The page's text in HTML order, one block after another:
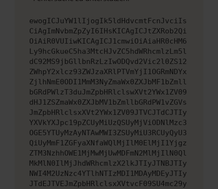
ewogICJuYW1lIjogIk5ldHdvcmtFcnJvciIs
CiAgImNvbmZpZyI6IHsKICAgICJtZXRob2Qi
OiAiR0VUIiwKICAgICJ1cmwiOiAiaHR0cHM6
Ly9hcGkueC5ha3MtcHJvZC5hdWRhcmlzLm5l
dC92MS9jbGllbnRzLzIwODQvd2Vic2l0ZS12
ZWhpY2xlcz93ZWJzaXRlPTVmYjI1OGRmNDYx
ZjlhNmE0ODI1MmM3NyZmaWx0ZXJbMF1bZmll
bGRdPWlzT3duJmZpbHRlclswXVt2YWx1ZV09
dHJ1ZSZmaWx0ZXJbMV1bZmllbGRdPW1vZGVs
JmZpbHRlclsxXVt2YWx1ZV09JTVCJTdCJTIy
YXVkYXJpc19pZCUyMiUzQSUyMjViODNlMzc3
OGE5YTUyMzAyNTAwMWI3ZSUyMiU3RCUyQyU3
QiUyMmF1ZGFyaXNfaWQlMjIlM0ElMjI1Yjgz
ZTM3NzhhOWE1MjMwMjUwMDFmN2MlMjIlN0Ql
MkMlN0IlMjJhdWRhcmlzX2lkJTIyJTNBJTIy
NWI4M2UzNzc4YTlhNTIzMDI1MDAyMDEyJTIy
JTdEJTVEJmZpbHRlclsxXVtvcF09SU4mc29y